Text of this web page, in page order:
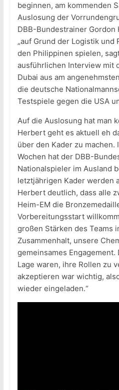
beginnen, am kommenden
Auslosung der
DBB-Bundestrainer
„auf Grund der Logistik und
den Philippinen spielen,
ausführlichen Interview mit
Dubai aus am
die deutsche
Testspiele gegen die USA
Auf die Auslosung hat man
Herbert geht es aktuell eh
über den Kader zu machen.
Wochen hat der DBB-
Nationalspieler im Ausland
letztjährigen Kader werden
Herbert deutlich, dass alle
Heim-EM die
Vorbereitungsstart
großen Stärken des Teams
Zusammenhalt, unsere
gemeinsames
Lage waren, ihre Rollen zu
akzeptieren war wichtig,
wieder eingeladen.“